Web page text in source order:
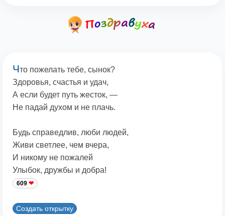
Что пожелать тебе, сынок?
Здоровья, счастья и удач,
А если будет путь жесток, —
Не падай духом и не плачь.
Будь справедлив, люби людей,
Живи светлее, чем вчера,
И никому не пожалей
Улыбок, дружбы и добра!
609
Создать открытку